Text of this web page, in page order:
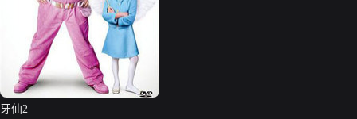
牙仙2